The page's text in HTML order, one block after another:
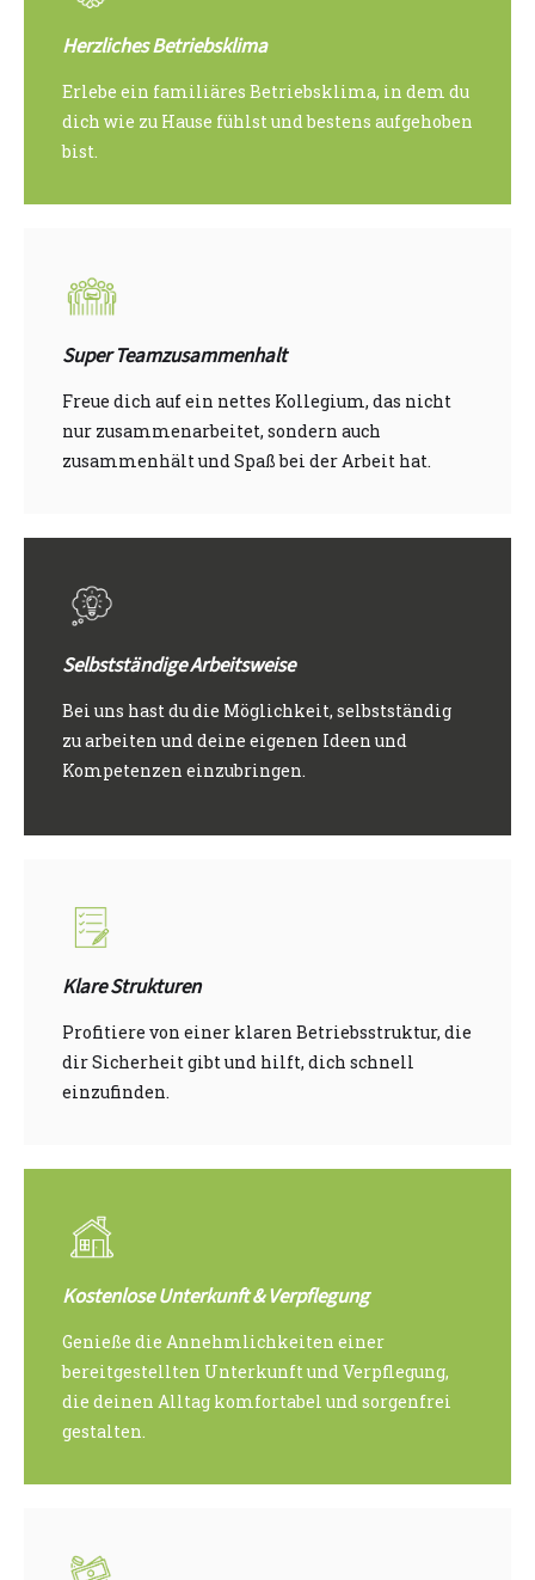
Herzliches Betriebsklima
Erlebe ein familiäres Betriebsklima, in dem du
dich wie zu Hause fühlst und bestens aufgehoben
bist.
Super Teamzusammenhalt
Freue dich auf ein nettes Kollegium, das nicht
nur zusammenarbeitet, sondern auch
zusammenhält und Spaß bei der Arbeit hat.
Selbstständige Arbeitsweise
Bei uns hast du die Möglichkeit, selbstständig
zu arbeiten und deine eigenen Ideen und
Kompetenzen einzubringen.
Klare Strukturen
Profitiere von einer klaren Betriebsstruktur, die
dir Sicherheit gibt und hilft, dich schnell
einzufinden.
Kostenlose Unterkunft & Verpflegung
Genieße die Annehmlichkeiten einer
bereitgestellten Unterkunft und Verpflegung,
die deinen Alltag komfortabel und sorgenfrei
gestalten.